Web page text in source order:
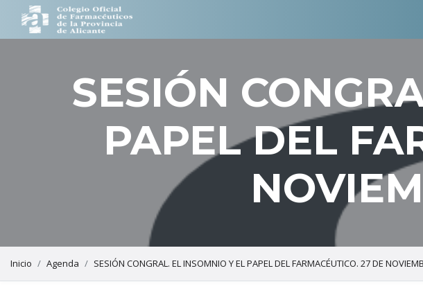
Salto a contenido
SESIÓN
PAPEL DEL
Inicio Agenda SESIÓN CONGRAL. EL INSOMNIO Y EL PAPEL DEL FARMACÉUTICO. 27 DE